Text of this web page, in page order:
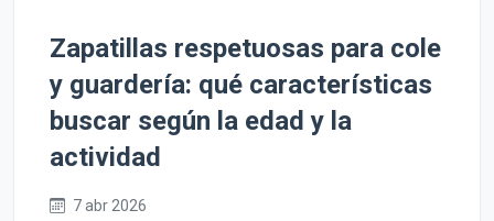
Zapatillas respetuosas para cole
y guardería: qué características
buscar según la edad y la
actividad
7 abr 2026